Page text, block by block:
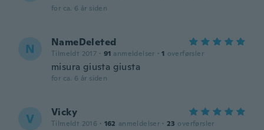
for ca. 6 år siden
N NameDeleted
Tilmeldt 2017 · 91 anmeldelser · 1 overførsler
misura giusta giusta
for ca. 6 år siden
V Vicky
Tilmeldt 2016 · 162 anmeldelser · 23 overførsler